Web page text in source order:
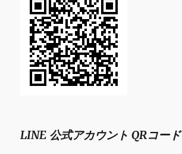
LINE 公式アカウント QRコード